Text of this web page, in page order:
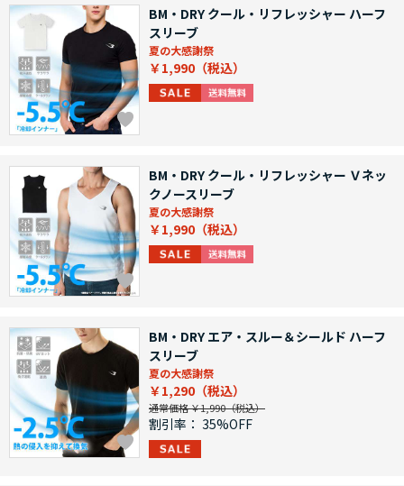
BM・DRY クール・リフレッシャー ハーフ
スリーブ
夏の大感謝祭
￥1,990
BM・DRY クール・リフレッシャー Ｖネッ
クノースリーブ
夏の大感謝祭
￥1,990
BM・DRY エア・スルー＆シールド ハーフ
スリーブ
夏の大感謝祭
￥1,290
通常価格 ￥1,990
割引率： 35%OFF